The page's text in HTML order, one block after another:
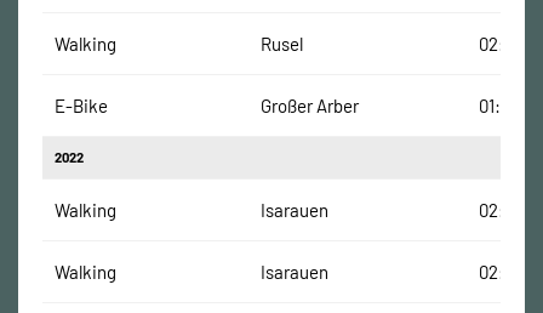
Walking Rusel
E-Bike Großer Arber
2022
Walking Isarauen
Walking Isarauen